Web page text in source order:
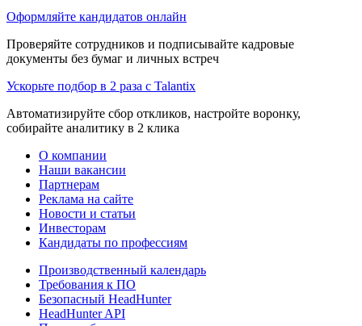
Оформляйте кандидатов онлайн
Проверяйте сотрудников и подписывайте кадровые
документы без бумаг и личных встреч
Ускорьте подбор в 2 раза с Talantix
Автоматизируйте сбор откликов, настройте воронку,
собирайте аналитику в 2 клика
О компании
Наши вакансии
Партнерам
Реклама на сайте
Новости и статьи
Инвесторам
Кандидаты по профессиям
Производственный календарь
Требования к ПО
Безопасный HeadHunter
HeadHunter API